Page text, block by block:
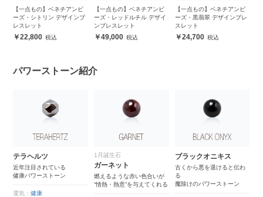
【一点もの】ベネチアンビ
ーズ・シトリン デザインブ
レスレット
22,800
【一点もの】ベネチアンビ
ーズ・レッドルチル デザイ
ンブレスレット
49,000
【一点もの】ベネチアンビ
ーズ・黒翡翠 デザインブレ
スレット
24,700
パワーストーン紹介
テラヘルツ
近年注目されている
健康パワーストーン
運気：健康
1月誕生石
ガーネット
燃えるような赤い色合いが
“情熱・熱意”を与えてくれる
ブラックオニキス
古くから悪を退けると伝わ
る
魔除けのパワーストーン